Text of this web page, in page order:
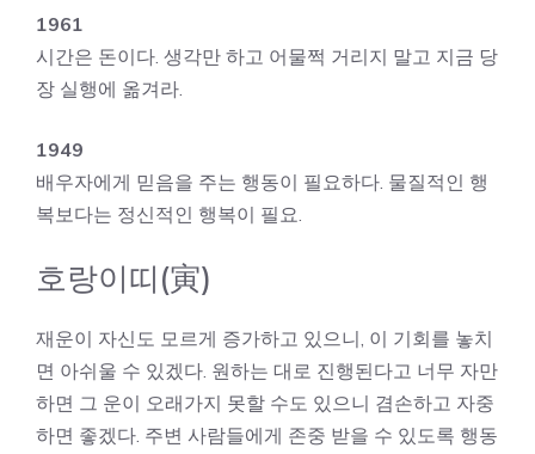
1961
시간은 돈이다. 생각만 하고 어물쩍 거리지 말고 지금 당
장 실행에 옮겨라.
1949
배우자에게 믿음을 주는 행동이 필요하다. 물질적인 행
복보다는 정신적인 행복이 필요.
호랑이띠(寅)
재운이 자신도 모르게 증가하고 있으니, 이 기회를 놓치
면 아쉬울 수 있겠다. 원하는 대로 진행된다고 너무 자만
하면 그 운이 오래가지 못할 수도 있으니 겸손하고 자중
하면 좋겠다. 주변 사람들에게 존중 받을 수 있도록 행동